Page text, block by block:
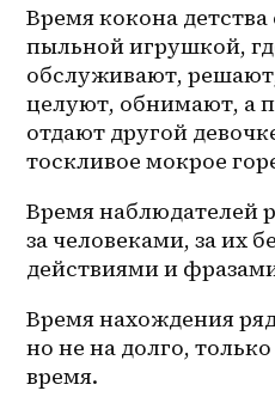
Время кокона
пыльной игрушкой,
обслуживают,
целуют, обнимают, а
отдают другой
тоскливое мокрое
Время наблюдателей
за человеками, за их
действиями и
Время нахождения
но не на долго,
время.